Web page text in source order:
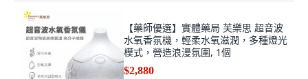
水氧香氛機，輕柔水氧滋潤，多種燈光
模式，營造浪漫氛圍, 1個
$2,880
8/20預計送達